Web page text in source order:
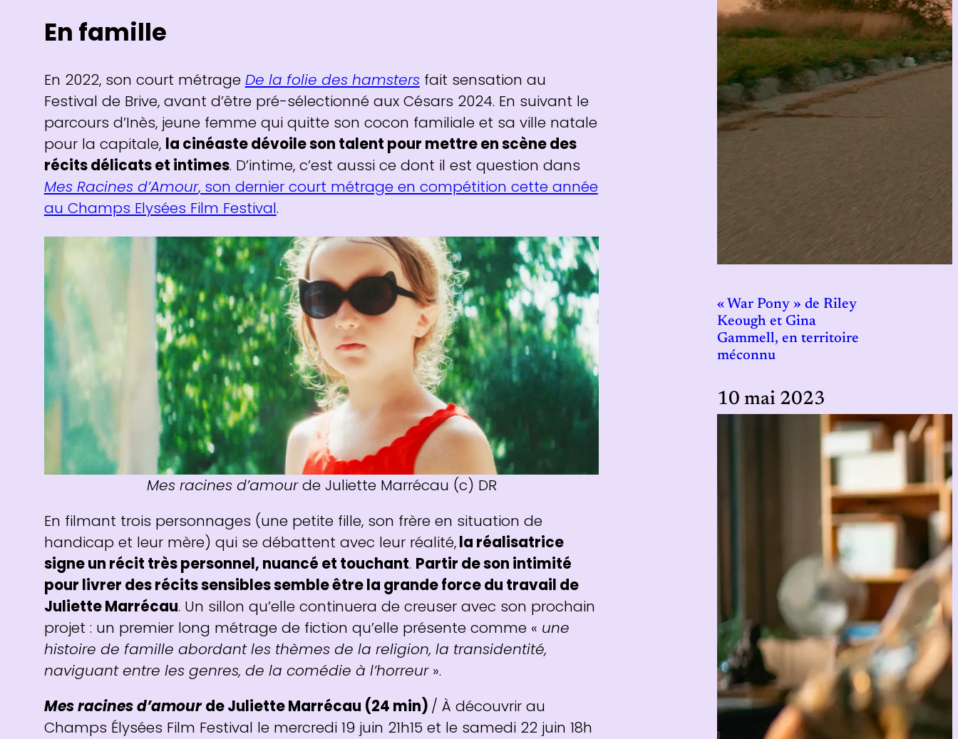
En famille
En 2022, son court métrage De la folie des hamstersfait sensation au
Festival de Brive, avant d’être pré-sélectionné aux Césars 2024. En suivant le
parcours d’Inès, jeune femme qui quitte son cocon familiale et sa ville natale
pour la capitale, la cinéaste dévoile son talent pour mettre en scène des
récits délicats et intimes. D’intime, c’est aussi ce dont il est question dans
Mes Racines d’Amour, son dernier court métrage en compétition cette année
au Champs Elysées Film Festival.
Mes racines d’amourde Juliette Marrécau (c) DR
En filmant trois personnages (une petite fille, son frère en situation de
handicap et leur mère) qui se débattent avec leur réalité,la réalisatrice
signe un récit très personnel, nuancé et touchant. Partir de son intimité
pour livrer des récits sensibles semble être la grande force du travail de
Juliette Marrécau. Un sillon qu’elle continuera de creuser avec son prochain
projet : un premier long métrage de fiction qu’elle présente comme « une
histoire de famille abordant les thèmes de la religion, la transidentité,
naviguant entre les genres, de la comédie à l’horreur».
Mes racines d’amourde Juliette Marrécau (24 min) / À découvrir au
Champs Élysées Film Festival le mercredi 19 juin 21h15 et le samedi 22 juin 18h
« War Pony » de Riley
Keough et Gina
Gammell, en territoire
méconnu
10 mai 2023